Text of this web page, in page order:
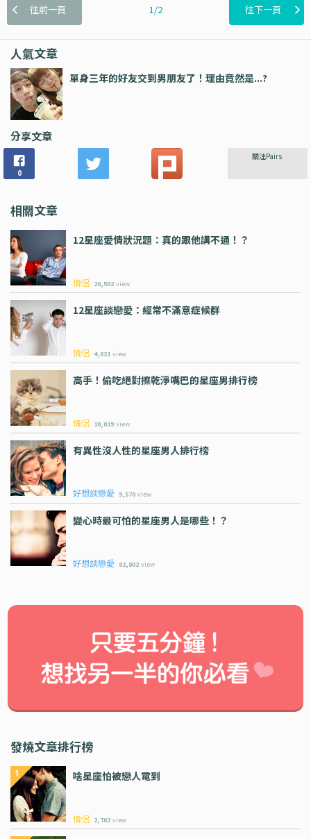
往前一頁 1/2 往下一頁
人氣文章
單身三年的好友交到男朋友了！理由竟然是...?
分享文章
0
關注Pairs
相關文章
12星座愛情狀況題：真的跟他講不通！？
情侶 20,502 view
12星座談戀愛：經常不滿意症候群
情侶 4,021 view
高手！偷吃絕對擦乾淨嘴巴的星座男排行榜
情侶 10,019 view
有異性沒人性的星座男人排行榜
好想談戀愛 9,570 view
變心時最可怕的星座男人是哪些！？
好想談戀愛 82,802 view
發燒文章排行榜
啥星座怕被戀人電到
情侶 2,702 view